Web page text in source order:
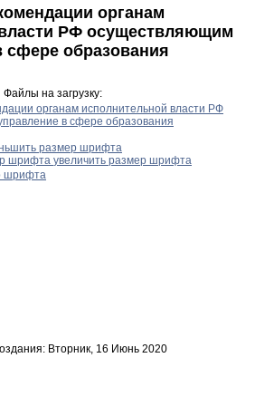
органам
РФ осуществляющим
сфере образования
Файлы на загрузку:
органам исполнительной власти РФ
в сфере образования
размер шрифта
увеличить размер шрифта
Вторник, 16 Июнь 2020